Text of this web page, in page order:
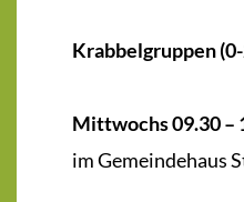
Krabbelgruppen
Mittwochs 09.30 –
im Gemeindehaus